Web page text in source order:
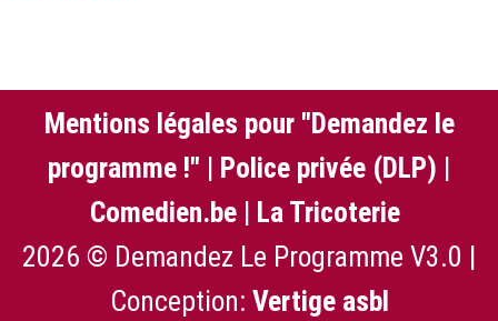
Mentions légales pour "Demandez le
programme !" | Police privée (DLP) |
Comedien.be | La Tricoterie
2026 © Demandez Le Programme V3.0 |
Conception: Vertige asbl